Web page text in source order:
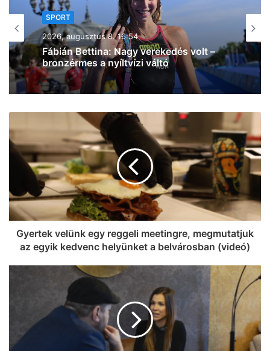
SPORT
2026, augusztus 8. 15:50
A háromszoros magyar bajnok
VIDEOTON FC – Fehérvár ellen lép
pályára ma délután a Szeged – Csanád
GA
Gyertek velünk egy reggeli meetingre, megmutatjuk
az egyik kedvenc helyünket a belvárosban (videó)